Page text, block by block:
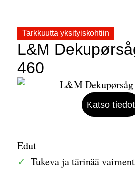
Tarkkuutta yksityiskohtiin
L&M
460
Edut
Tukeva ja tärinää
Katso tiedot